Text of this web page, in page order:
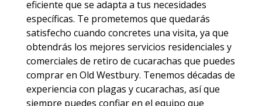
eficiente que se adapta a tus necesidades
específicas. Te prometemos que quedarás
satisfecho cuando concretes una visita, ya que
obtendrás los mejores servicios residenciales y
comerciales de retiro de cucarachas que puedes
comprar en Old Westbury. Tenemos décadas de
experiencia con plagas y cucarachas, así que
siempre puedes confiar en el equipo que